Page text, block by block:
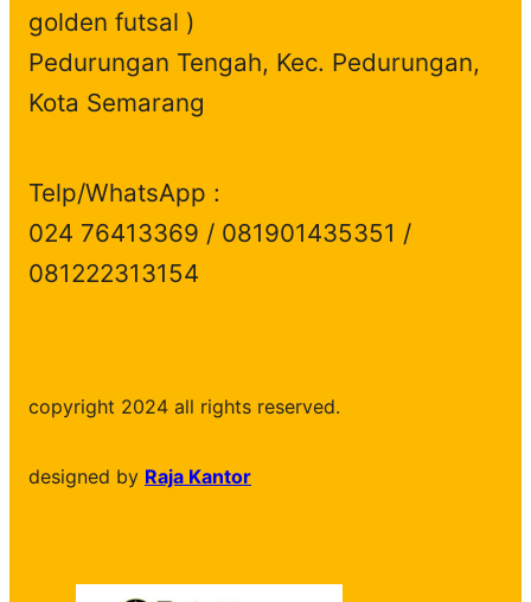
golden futsal )
Pedurungan Tengah, Kec. Pedurungan,
Kota Semarang
Telp/WhatsApp :
024 76413369 / 081901435351 /
081222313154
copyright 2024 all rights reserved.
designed by Raja Kantor